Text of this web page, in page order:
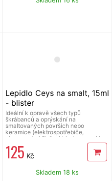
hodinách, maximální pevnosti
Lepidlo Ceys na smalt, 15ml
- blister
Ideální k opravě všech typů
škrábanců a oprýskání na
smaltovaných površích nebo
keramice (elektrospotřebiče,
glazované skříně, obklady, porcelán
apod.), opravovaná část vypadá opět
jako nová. Velmi snadno se aplikuje,
odolává vařící vodě a teplotám do
dlouhotrvající efekt.
125 Kč
Skladem 18 ks